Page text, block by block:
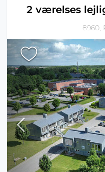
2 værelses
8960,